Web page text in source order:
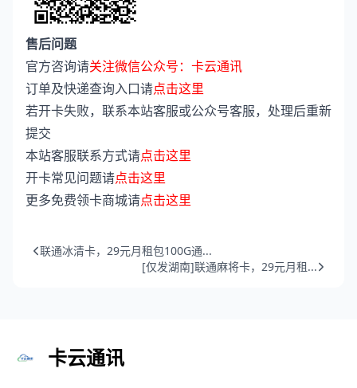
售后问题
官方咨询请关注微信公众号：卡云通讯
订单及快递查询入口请点击这里
若开卡失败，联系本站客服或公众号客服，处理后重新
提交
本站客服联系方式请点击这里
开卡常见问题请点击这里
更多免费领卡商城请点击这里
联通冰清卡，29元月租包100G通...
[仅发湖南]联通麻将卡，29元月租...
卡云通讯